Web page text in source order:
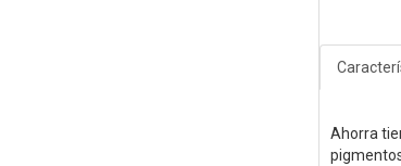
Ahorra